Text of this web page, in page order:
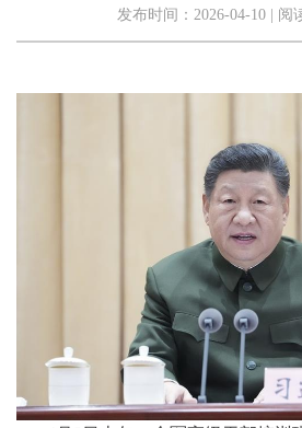
发布时间：2026-04-10 | 阅